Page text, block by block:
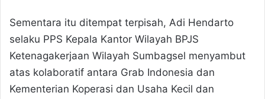
Sementara itu ditempat terpisah, Adi Hendarto
selaku PPS Kepala Kantor Wilayah BPJS
Ketenagakerjaan Wilayah Sumbagsel menyambut
atas kolaboratif antara Grab Indonesia dan
Kementerian Koperasi dan Usaha Kecil dan